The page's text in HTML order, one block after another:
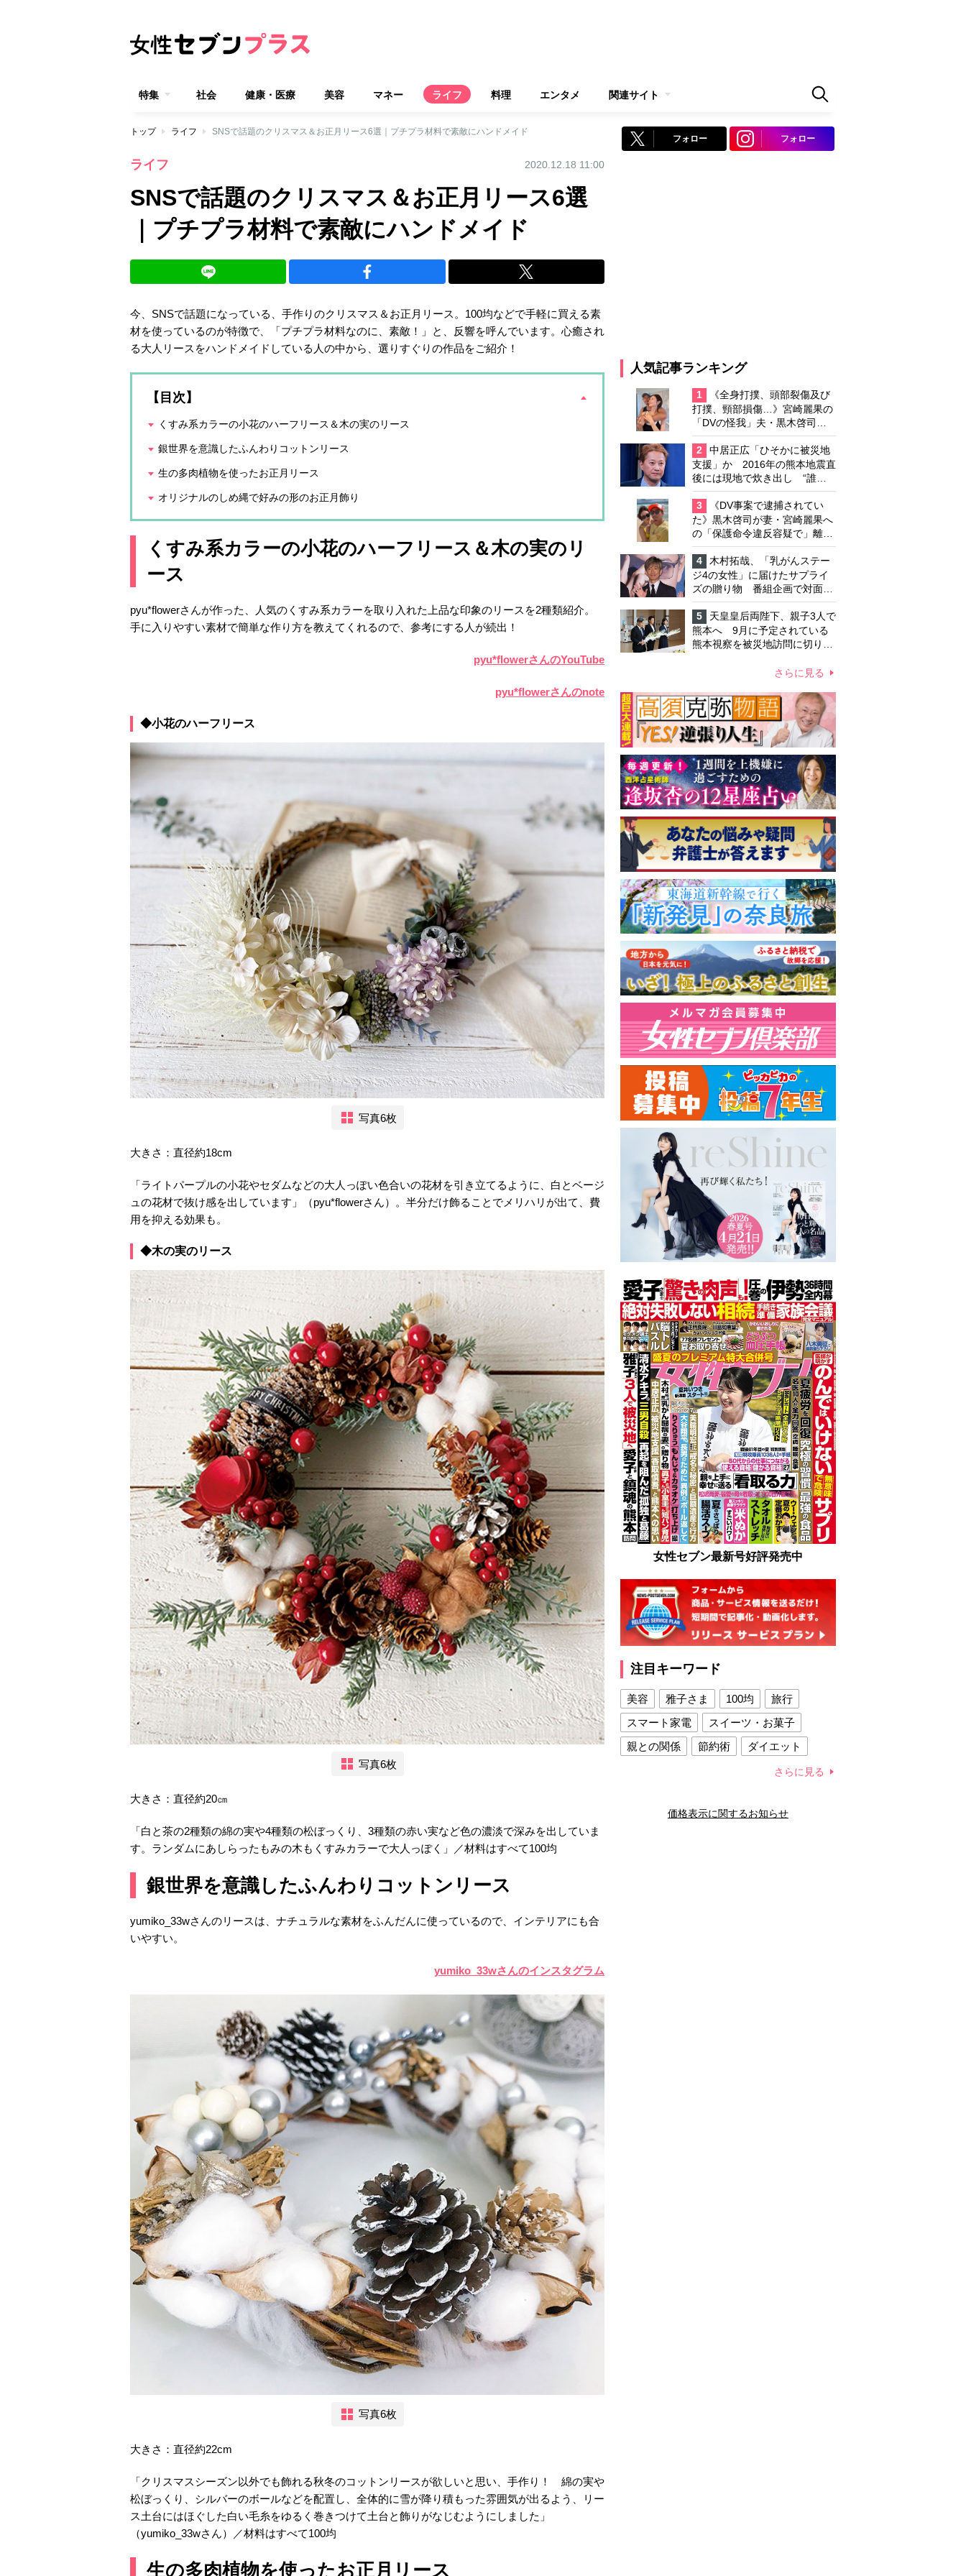
特集 社会 健康・医療 美容 マネー ライフ 料理 エンタメ 関連サイト
トップ ライフ SNSで話題のクリスマス＆お正月リース6選｜プチプラ材料で素敵にハンドメイド
ライフ 2020.12.18 11:00
SNSで話題のクリスマス＆お正月リース6選
｜プチプラ材料で素敵にハンドメイド
今、SNSで話題になっている、手作りのクリスマス＆お正月リース。100均などで手軽に買える素
材を使っているのが特徴で、「プチプラ材料なのに、素敵！」と、反響を呼んでいます。心癒され
る大人リースをハンドメイドしている人の中から、選りすぐりの作品をご紹介！
【目次】
くすみ系カラーの小花のハーフリース＆木の実のリース
銀世界を意識したふんわりコットンリース
生の多肉植物を使ったお正月リース
オリジナルのしめ縄で好みの形のお正月飾り
くすみ系カラーの小花のハーフリース＆木の実のリ
ース
pyu*flowerさんが作った、人気のくすみ系カラーを取り入れた上品な印象のリースを2種類紹介。
手に入りやすい素材で簡単な作り方を教えてくれるので、参考にする人が続出！
pyu*flowerさんのYouTube
pyu*flowerさんのnote
◆小花のハーフリース
写真6枚
大きさ：直径約18cm
「ライトパープルの小花やセダムなどの大人っぽい色合いの花材を引き立てるように、白とベージ
ュの花材で抜け感を出しています」（pyu*flowerさん）。半分だけ飾ることでメリハリが出て、費
用を抑える効果も。
◆木の実のリース
写真6枚
大きさ：直径約20㎝
「白と茶の2種類の綿の実や4種類の松ぼっくり、3種類の赤い実など色の濃淡で深みを出していま
す。ランダムにあしらったもみの木もくすみカラーで大人っぽく」／材料はすべて100均
銀世界を意識したふんわりコットンリース
yumiko_33wさんのリースは、ナチュラルな素材をふんだんに使っているので、インテリアにも合
いやすい。
yumiko_33wさんのインスタグラム
写真6枚
大きさ：直径約22cm
「クリスマスシーズン以外でも飾れる秋冬のコットンリースが欲しいと思い、手作り！ 綿の実や
松ぼっくり、シルバーのボールなどを配置し、全体的に雪が降り積もった雰囲気が出るよう、リー
ス土台にはほぐした白い毛糸をゆるく巻きつけて土台と飾りがなじむようにしました」
（yumiko_33wさん）／材料はすべて100均
生の多肉植物を使ったお正月リース
フォロー フォロー
人気記事ランキング
1
《全身打撲、頭部裂傷及び
打撲、頸部損傷…》宮崎麗果の
「DVの怪我」夫・黒木啓司の
逮捕で始まる「夫婦の闘争」
2
中居正広「ひそかに被災地
支援」か 2016年の熊本地震直
後には現地で炊き出し “誰に
も知られなくて良い”と、むし
ろ強まる福祉活動への思い
3
《DV事案で逮捕されてい
た》黒木啓司が妻・宮崎麗果へ
の「保護命令違反容疑で」離婚
協議は「第二ステージ」へ
4
木村拓哉、「乳がんステー
ジ4の女性」に届けたサプライ
ズの贈り物 番組企画で対面し
たファンが、夢と希望を与える
心遣いに「うれしくて号泣しま
した」
5
天皇皇后両陛下、親子3人で
熊本へ 9月に予定されている
熊本視察を被災地訪問に切り替
夫妻から受け継ぐ“国民への寄
さらに見る
女性セブン最新号好評発売中
注目キーワード
美容 雅子さま 100均
旅行
スマート家電
スイーツ・お菓子
親との関係
節約術
ダイエット
夫との関係
新津春子 どか食い
さらに見る
価格表示に関するお知らせ